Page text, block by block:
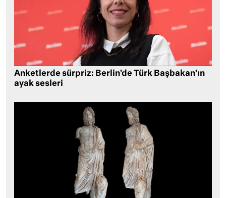
Anketlerde sürpriz: Berlin’de Türk Başbakan’ın
ayak sesleri